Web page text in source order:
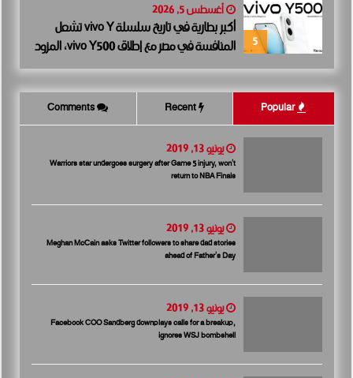
5
أغسطس 5, 2026
أكبر بطارية في تاريخ سلسلة vivo Y تشعل
المنافسة في مصر مع إطلاق vivo Y500، المزود
ببطارية BlueVolt رائدة بسعة 8100 مللي أمبير
Popular
Recent
Comments
يونيو 13, 2019
Warriors star undergoes surgery after Game 5 injury, won’t
return to NBA Finals
يونيو 13, 2019
Meghan McCain asks Twitter followers to share dad stories
ahead of Father’s Day
يونيو 13, 2019
Facebook COO Sandberg downplays calls for a breakup,
ignores WSJ bombshell